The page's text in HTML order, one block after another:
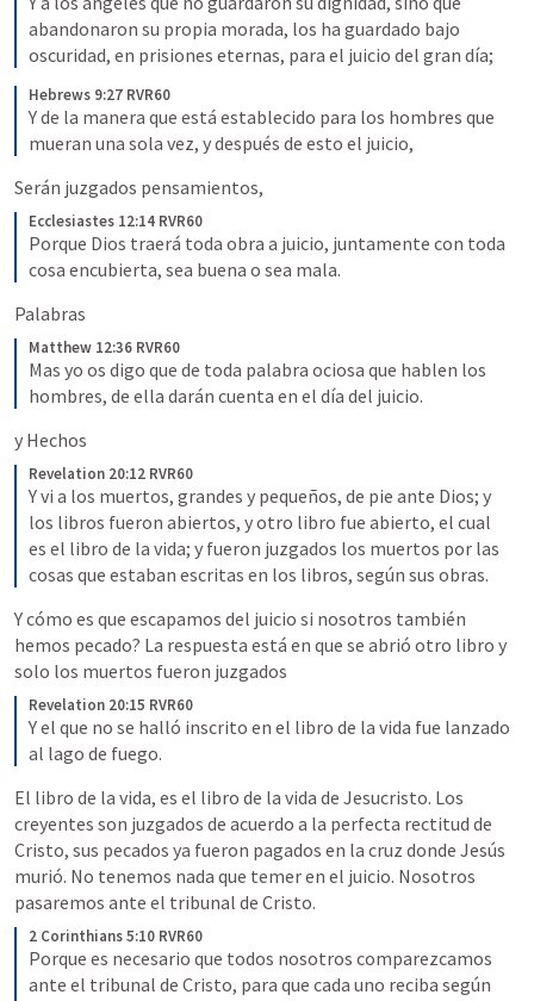
abandonaron su propia morada, los ha guardado bajo
oscuridad, en prisiones eternas, para el juicio del gran día;
Hebrews 9:27 RVR60
Y de la manera que está establecido para los hombres que
mueran una sola vez, y después de esto el juicio,
Serán juzgados pensamientos,
Ecclesiastes 12:14 RVR60
Porque Dios traerá toda obra a juicio, juntamente con toda
cosa encubierta, sea buena o sea mala.
Palabras
Matthew 12:36 RVR60
Mas yo os digo que de toda palabra ociosa que hablen los
hombres, de ella darán cuenta en el día del juicio.
y Hechos
Revelation 20:12 RVR60
Y vi a los muertos, grandes y pequeños, de pie ante Dios; y
los libros fueron abiertos, y otro libro fue abierto, el cual
es el libro de la vida; y fueron juzgados los muertos por las
cosas que estaban escritas en los libros, según sus obras.
Y cómo es que escapamos del juicio si nosotros también
hemos pecado? La respuesta está en que se abrió otro libro y
solo los muertos fueron juzgados
Revelation 20:15 RVR60
Y el que no se halló inscrito en el libro de la vida fue lanzado
al lago de fuego.
El libro de la vida, es el libro de la vida de Jesucristo. Los
creyentes son juzgados de acuerdo a la perfecta rectitud de
Cristo, sus pecados ya fueron pagados en la cruz donde Jesús
murió. No tenemos nada que temer en el juicio. Nosotros
pasaremos ante el tribunal de Cristo.
2 Corinthians 5:10 RVR60
Porque es necesario que todos nosotros comparezcamos
ante el tribunal de Cristo, para que cada uno reciba según